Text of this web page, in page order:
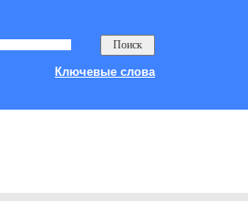
Ключевые слова